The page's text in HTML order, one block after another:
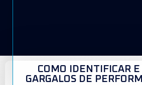
COMO IDENTIFICAR E
GARGALOS DE